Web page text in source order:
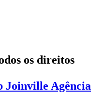
os direitos
Joinville Agência